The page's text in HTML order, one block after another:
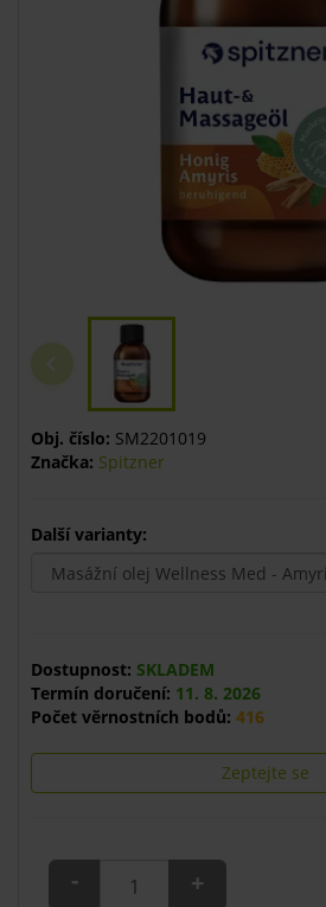
Obj. číslo: SM2201019
Značka: Spitzner
Další varianty:
Dostupnost: SKLADEM
Termín doručení: 11. 8. 2026
Počet věrnostních bodů: 416
Zeptejte se
- +